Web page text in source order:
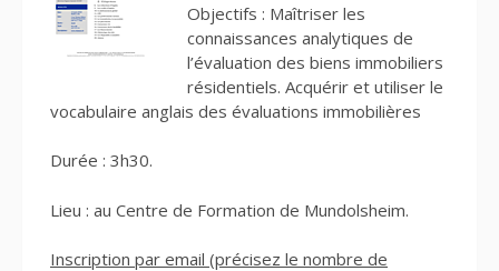
Objectifs : Maîtriser les
connaissances analytiques de
l’évaluation des biens immobiliers
résidentiels. Acquérir et utiliser le
vocabulaire anglais des évaluations immobilières
Durée : 3h30.
Lieu : au Centre de Formation de Mundolsheim.
Inscription par email (précisez le nombre de